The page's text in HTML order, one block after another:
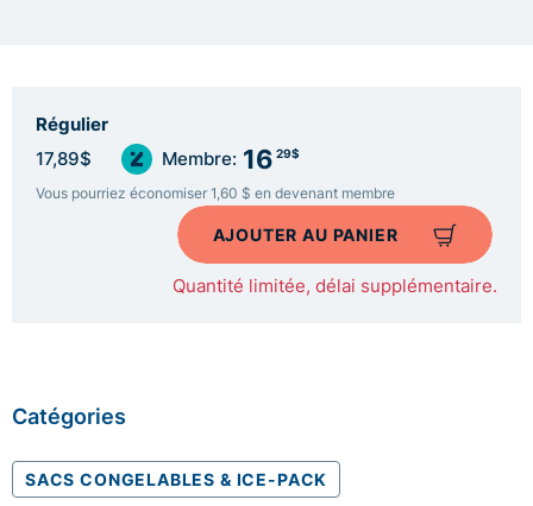
Régulier
17,89$ Membre: 16 29$
Vous pourriez économiser 1,60 $ en devenant membre
AJOUTER AU PANIER
Quantité limitée, délai supplémentaire.
Catégories
SACS CONGELABLES & ICE-PACK